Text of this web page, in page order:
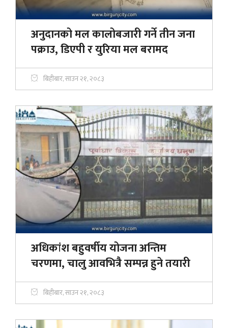
अनुदानको मल कालोबजारी गर्ने तीन जना
पक्राउ, डिएपी र युरिया मल बरामद
बिहीबार, साउन २१, २०८३
अधिकांश बहुवर्षीय योजना अन्तिम
चरणमा, चालु आवभित्रै सम्पन्न हुने तयारी
बिहीबार, साउन २१, २०८३